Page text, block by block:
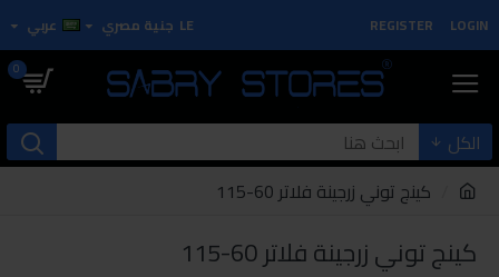
LOGIN
REGISTER
LE جنية مصري عربي
0
الكل
كينج توني زرجينة فلاتر 60-115
كينج توني زرجينة فلاتر 60-115